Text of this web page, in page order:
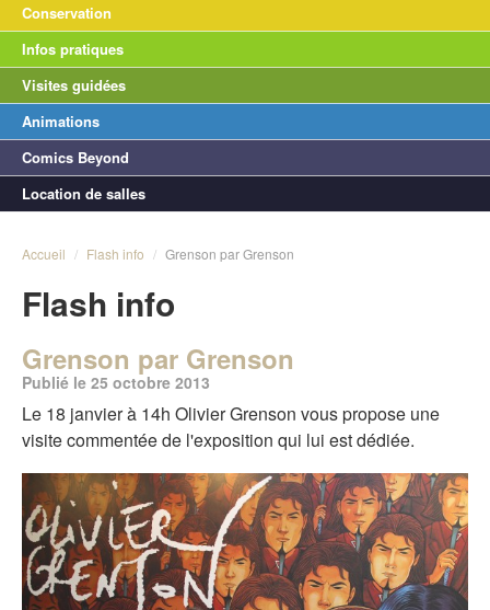
Conservation
Infos pratiques
Visites guidées
Animations
Comics Beyond
Location de salles
Accueil / Flash info / Grenson par Grenson
Flash info
Grenson par Grenson
Publié le 25 octobre 2013
Le 18 janvier à 14h Olivier Grenson vous propose une
visite commentée de l'exposition qui lui est dédiée.